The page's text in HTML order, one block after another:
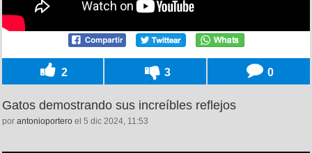
2 3 0
Gatos demostrando sus increíbles reflejos
por antonioportero el 5 dic 2024, 11:53